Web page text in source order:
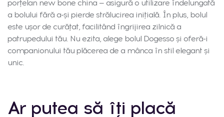
porțelan new bone china — asigură o utilizare îndelungată
a bolului fără a-și pierde strălucirea inițială. În plus, bolul
este ușor de curățat, facilitând îngrijirea zilnică a
patrupedului tău. Nu ezita, alege bolul Dogesso și oferă-i
companionului tău plăcerea de a mânca în stil elegant și
unic.
Ar putea să îți placă